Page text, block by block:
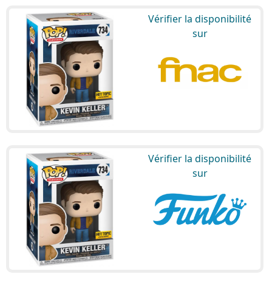
Vérifier la disponibilité
sur
Vérifier la disponibilité
sur